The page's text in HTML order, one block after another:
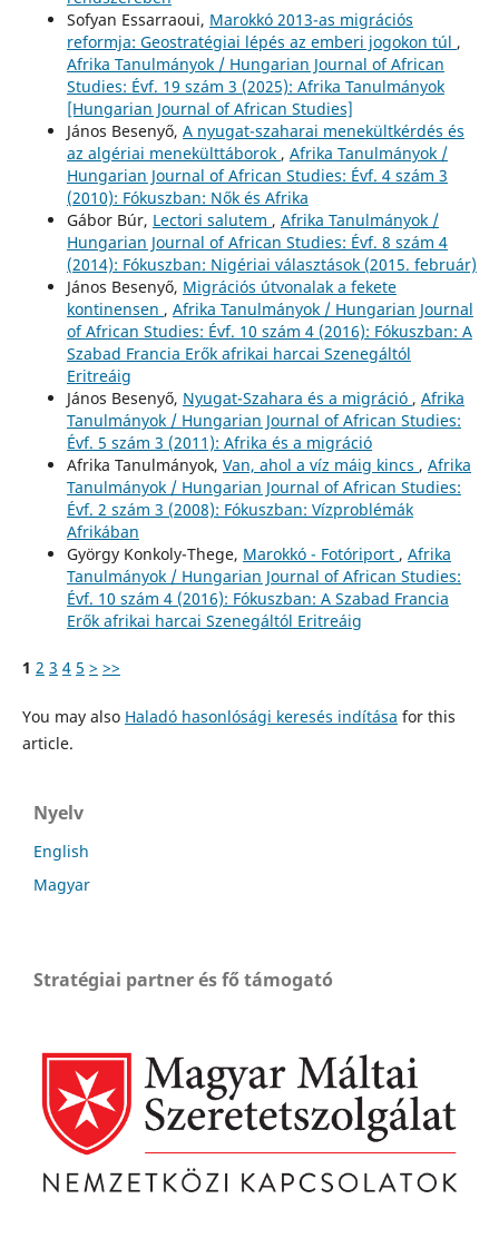
Sofyan Essarraoui, Marokkó 2013-as migrációs
reformja: Geostratégiai lépés az emberi jogokon túl ,
Afrika Tanulmányok / Hungarian Journal of African
Studies: Évf. 19 szám 3 (2025): Afrika Tanulmányok
[Hungarian Journal of African Studies]
János Besenyő, A nyugat-szaharai menekültkérdés és
az algériai menekülttáborok , Afrika Tanulmányok /
Hungarian Journal of African Studies: Évf. 4 szám 3
(2010): Fókuszban: Nők és Afrika
Gábor Búr, Lectori salutem , Afrika Tanulmányok /
Hungarian Journal of African Studies: Évf. 8 szám 4
(2014): Fókuszban: Nigériai választások (2015. február)
János Besenyő, Migrációs útvonalak a fekete
kontinensen , Afrika Tanulmányok / Hungarian Journal
of African Studies: Évf. 10 szám 4 (2016): Fókuszban: A
Szabad Francia Erők afrikai harcai Szenegáltól
Eritreáig
János Besenyő, Nyugat-Szahara és a migráció , Afrika
Tanulmányok / Hungarian Journal of African Studies:
Évf. 5 szám 3 (2011): Afrika és a migráció
Afrika Tanulmányok, Van, ahol a víz máig kincs , Afrika
Tanulmányok / Hungarian Journal of African Studies:
Évf. 2 szám 3 (2008): Fókuszban: Vízproblémák
Afrikában
György Konkoly-Thege, Marokkó - Fotóriport , Afrika
Tanulmányok / Hungarian Journal of African Studies:
Évf. 10 szám 4 (2016): Fókuszban: A Szabad Francia
Erők afrikai harcai Szenegáltól Eritreáig
1 2 3 4 5 > >>
You may also Haladó hasonlósági keresés indítása for this
article.
Nyelv
English
Magyar
Stratégiai partner és fő támogató